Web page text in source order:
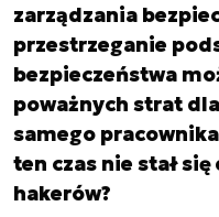
zarządzania
przestrzeganie
bezpieczeństwa
poważnych strat
samego
ten czas nie stał
hakerów?